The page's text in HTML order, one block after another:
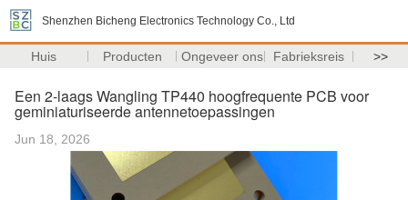
Shenzhen Bicheng Electronics Technology Co., Ltd
Huis Producten Ongeveer ons Fabrieksreis >>
Een 2-laags Wangling TP440 hoogfrequente PCB voor
geminiaturiseerde antennetoepassingen
Jun 18, 2026